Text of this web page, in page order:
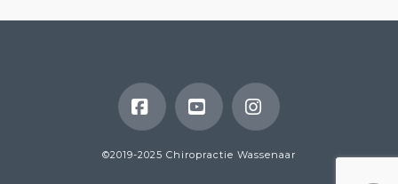
FacebookYouTubeInstagram
©2019-2025 Chiropractie Wassenaar